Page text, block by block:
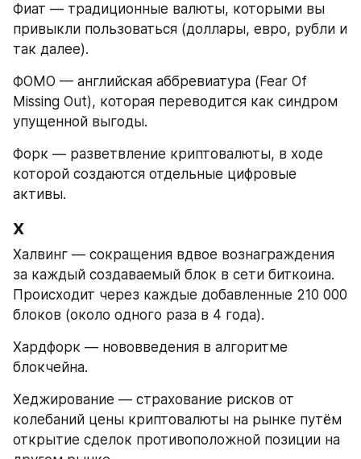
Фиат — традиционные валюты, которыми вы
привыкли пользоваться (доллары, евро, рубли и
так далее).
ФОМО — английская аббревиатура (Fear Of
Missing Out), которая переводится как синдром
упущенной выгоды.
Форк — разветвление криптовалюты, в ходе
которой создаются отдельные цифровые
активы.
Х
Халвинг — сокращения вдвое вознаграждения
за каждый создаваемый блок в сети биткоина.
Происходит через каждые добавленные 210 000
блоков (около одного раза в 4 года).
Хардфорк — нововведения в алгоритме
блокчейна.
Хеджирование — страхование рисков от
колебаний цены криптовалюты на рынке путём
открытие сделок противоположной позиции на